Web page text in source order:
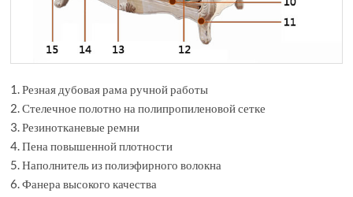
1. Резная дубовая рама ручной работы
2. Стелечное полотно на полипропиленовой сетке
3. Резинотканевые ремни
4. Пена повышенной плотности
5. Наполнитель из полиэфирного волокна
6. Фанера высокого качества